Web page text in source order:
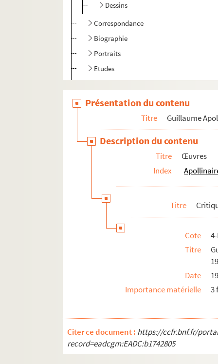
Dessins
Correspondance
Biographie
Portraits
Etudes
Célébration et rayonnement
Personnalités liées
Pierre-Marcel Adéma
Présentation du contenu
Titre Guillaume
Description du contenu
Titre
Œuvres
Index
Titre
Cote
Titre
Date
Importance matérielle
3
Citer ce document : https://ccfr.bnf.fr/
record=eadcgm:EADC:b1742805